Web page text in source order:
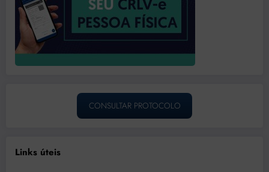
CONSULTAR PROTOCOLO
Links úteis